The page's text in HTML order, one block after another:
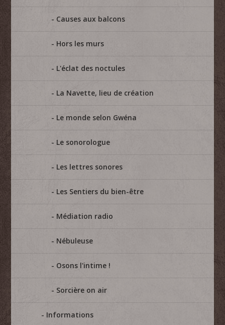
Causes aux balcons
Hors les murs
L'éclat des noctules
La Navette, lieu de création
Le monde selon Gwéna
Le sonorologue
Les lettres sonores
Les Sentiers du bien-être
Médiation radio
Nébuleuse
Osons l'intime !
Sorcière on air
Informations